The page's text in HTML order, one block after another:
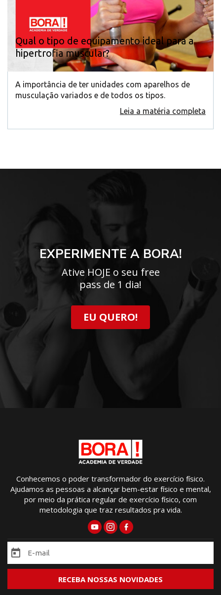
Qual o tipo de equipamento ideal para a
hipertrofia muscular?
A importância de ter unidades com aparelhos de
musculação variados e de todos os tipos.
Leia a matéria completa
EXPERIMENTE A BORA!
Ative HOJE o seu free
pass de 1 dia!
EU QUERO!
Conhecemos o poder transformador do exercício físico.
Ajudamos as pessoas a alcançar bem-estar físico e mental,
por meio da prática regular de exercício físico, com
metodologia que traz resultados pra vida.